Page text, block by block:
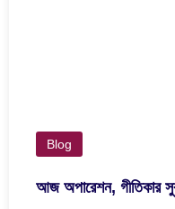
Blog
আজ অপারেশন, গীতিকার